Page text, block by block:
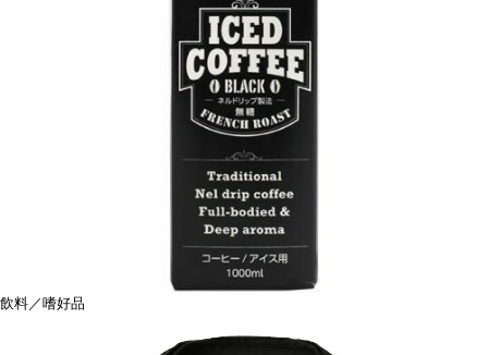
飲料／嗜好品